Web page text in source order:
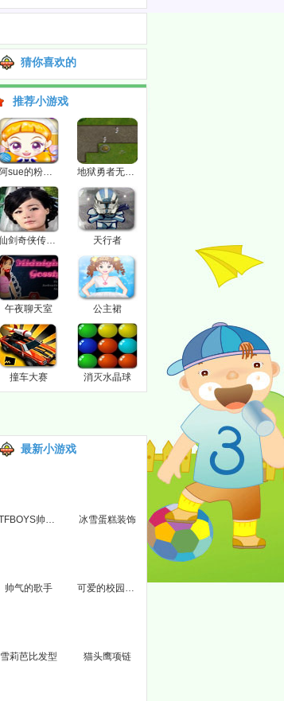
猜你喜欢的
推荐小游戏
阿sue的粉色医院 地狱勇者无敌版
仙剑奇侠传三之千年缘 天行者
午夜聊天室 公主裙
撞车大赛 消灭水晶球
最新小游戏
TFBOYS帅气装扮 冰雪蛋糕装饰
帅气的歌手 可爱的校园新生
雪莉芭比发型 猫头鹰项链